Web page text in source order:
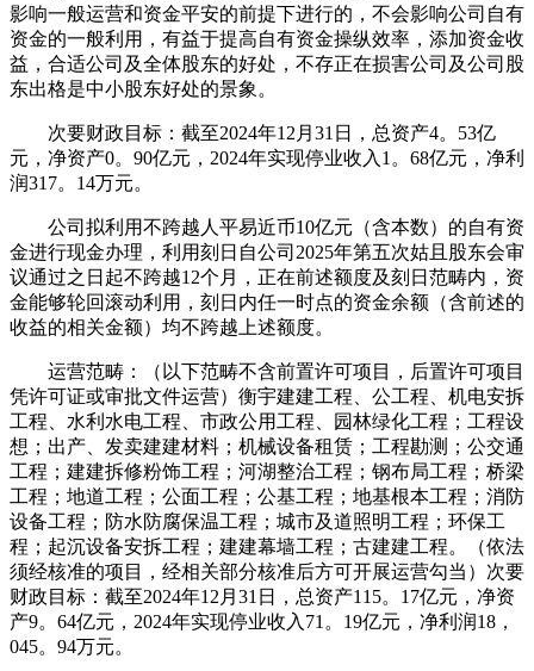
影响一般运营和资金平安的前提下进行的，不会影响公司自有
资金的一般利用，有益于提高自有资金操纵效率，添加资金收
益，合适公司及全体股东的好处，不存正在损害公司及公司股
东出格是中小股东好处的景象。
次要财政目标：截至2024年12月31日，总资产4。53亿
元，净资产0。90亿元，2024年实现停业收入1。68亿元，净利
润317。14万元。
公司拟利用不跨越人平易近币10亿元（含本数）的自有资
金进行现金办理，利用刻日自公司2025年第五次姑且股东会审
议通过之日起不跨越12个月，正在前述额度及刻日范畴内，资
金能够轮回滚动利用，刻日内任一时点的资金余额（含前述的
收益的相关金额）均不跨越上述额度。
运营范畴：（以下范畴不含前置许可项目，后置许可项目
凭许可证或审批文件运营）衡宇建建工程、公工程、机电安拆
工程、水利水电工程、市政公用工程、园林绿化工程；工程设
想；出产、发卖建建材料；机械设备租赁；工程勘测；公交通
工程；建建拆修粉饰工程；河湖整治工程；钢布局工程；桥梁
工程；地道工程；公面工程；公基工程；地基根本工程；消防
设备工程；防水防腐保温工程；城市及道照明工程；环保工
程；起沉设备安拆工程；建建幕墙工程；古建建工程。（依法
须经核准的项目，经相关部分核准后方可开展运营勾当）次要
财政目标：截至2024年12月31日，总资产115。17亿元，净资
产9。64亿元，2024年实现停业收入71。19亿元，净利润18，
045。94万元。